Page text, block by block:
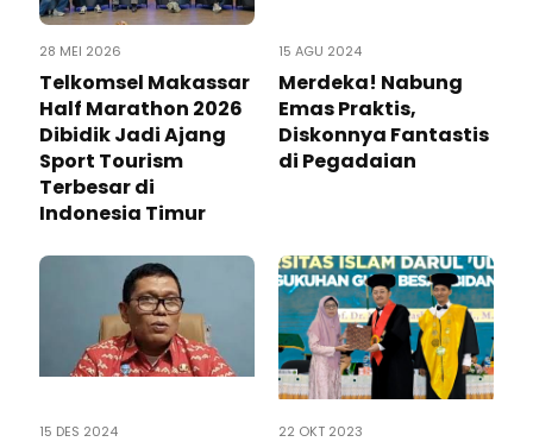
28 MEI 2026
Telkomsel Makassar
Half Marathon 2026
Dibidik Jadi Ajang
Sport Tourism
Terbesar di
Indonesia Timur
15 AGU 2024
Merdeka! Nabung
Emas Praktis,
Diskonnya Fantastis
di Pegadaian
15 DES 2024 22 OKT 2023